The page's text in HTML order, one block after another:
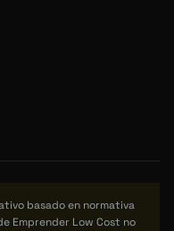
basado en normativa
Emprender Low Cost no